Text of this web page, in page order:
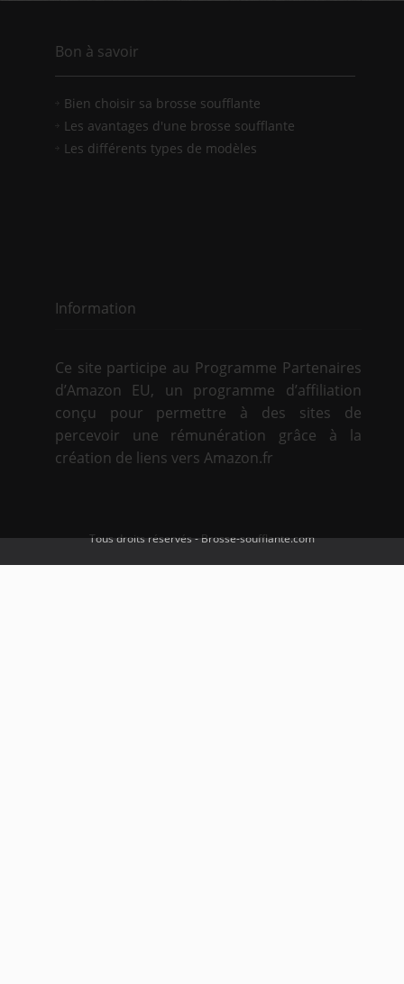
Bon à savoir
Bien choisir sa brosse soufflante
Les avantages d'une brosse soufflante
Les différents types de modèles
Information
Ce site participe au Programme Partenaires
d’Amazon EU, un programme d’affiliation
conçu pour permettre à des sites de
percevoir une rémunération grâce à la
création de liens vers Amazon.fr
Tous droits réservés - Brosse-soufflante.com